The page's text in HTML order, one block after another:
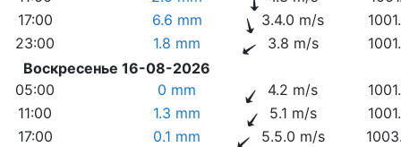
17:00
6.6 mm 3.4.0 m/s
23:00
1.8 mm 3.8 m/s
Воскресенье 16-08-2026
05:00
0 mm 4.2 m/s
11:00
1.3 mm 5.1 m/s
17:00
0.1 mm 5.5.0 m/s